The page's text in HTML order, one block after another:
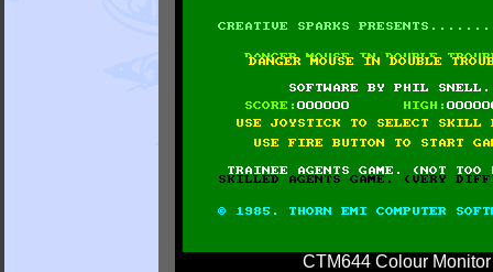
CTM644 Colour Monitor